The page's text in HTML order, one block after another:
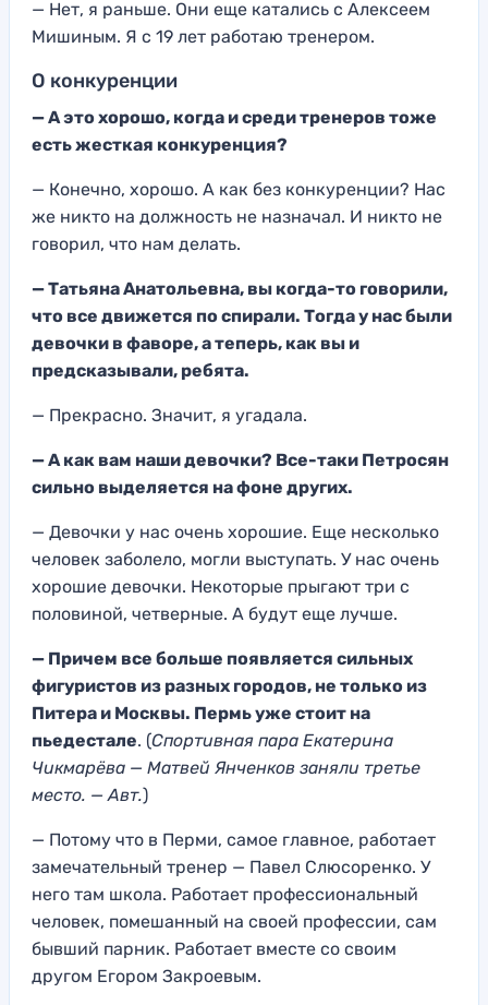
— Нет, я раньше. Они еще катались с Алексеем
Мишиным. Я с 19 лет работаю тренером.
О конкуренции
—А это хорошо, когда и среди тренеров тоже
есть жесткая конкуренция?
— Конечно, хорошо. А как без конкуренции? Нас
же никто на должность не назначал. И никто не
говорил, что нам делать.
—Татьяна Анатольевна, вы когда-то говорили,
что все движется по спирали. Тогда у нас были
девочки в фаворе, а теперь, как вы и
предсказывали, ребята.
— Прекрасно. Значит, я угадала.
— А как вам наши девочки? Все-таки Петросян
сильно выделяется на фоне других.
— Девочки у нас очень хорошие. Еще несколько
человек заболело, могли выступать. У нас очень
хорошие девочки. Некоторые прыгают три с
половиной, четверные. А будут еще лучше.
— Причем все больше появляется сильных
фигуристов из разных городов, не только из
Питера и Москвы. Пермь уже стоит на
пьедестале. (Спортивная пара Екатерина
Чикмарёва — Матвей Янченков заняли третье
место. — Авт.)
— Потому что в Перми, самое главное, работает
замечательный тренер — Павел Слюсоренко. У
него там школа. Работает профессиональный
человек, помешанный на своей профессии, сам
бывший парник. Работает вместе со своим
другом Егором Закроевым.